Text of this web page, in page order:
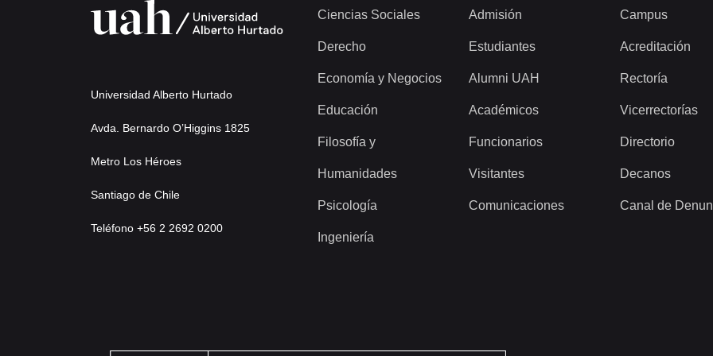
Universidad Alberto Hurtado
Avda. Bernardo O’Higgins 1825
Metro Los Héroes
Santiago de Chile
Teléfono +56 2 2692 0200
Ciencias Sociales
Derecho
Economía y Negocios
Educación
Filosofía y
Humanidades
Psicología
Ingeniería
Admisión
Estudiantes
Alumni UAH
Académicos
Funcionarios
Visitantes
Comunicaciones
Campus
Acreditación
Rectoría
Vicerrectorías
Directorio
Decanos
Canal de